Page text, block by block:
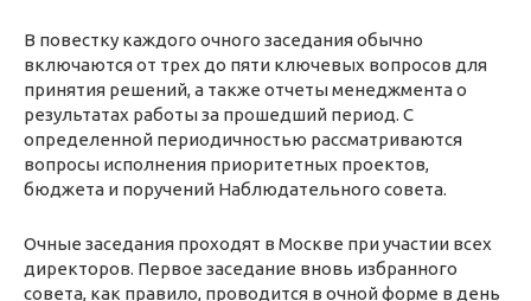
В повестку каждого очного заседания обычно
включаются от трех до пяти ключевых вопросов для
принятия решений, а также отчеты менеджмента о
результатах работы за прошедший период. С
определенной периодичностью рассматриваются
вопросы исполнения приоритетных проектов,
бюджета и поручений Наблюдательного совета.
Очные заседания проходят в Москве при участии всех
директоров. Первое заседание вновь избранного
совета, как правило, проводится в очной форме в день